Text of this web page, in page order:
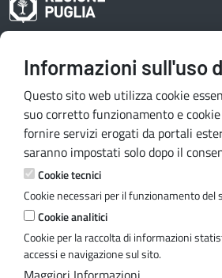
Informazioni sull'uso
Questo sito web utilizza cookie
suo corretto funzionamento e
fornire servizi erogati da portali
saranno impostati solo dopo il
Cookie tecnici
Cookie necessari per il funzionamento del
Cookie analitici
Cookie per la raccolta di informazioni
accessi e navigazione sul sito.
Area riservata redattori
Contatti e indirizzi
Lungomare N. Sauro, 33 - 70121 Bari
Via G. Gentile, 52 - 70126 Bari
Mail:quiregione@regione.puglia.it
PEC: